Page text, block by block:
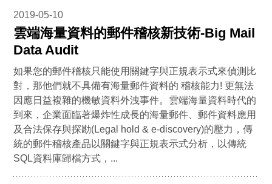
2019-05-10
雲端海量資料的郵件稽核新技術-Big Mail
Data Audit
如果您的郵件稽核只能使用關鍵字與正規表示式來偵測比
對，那他們就不具備有海量郵件資料的 稽核能力! 更無法
因應日益複雜的機敏資料外洩事件。雲端海量資料時代的
到來，企業面臨著爆炸性成長的海量郵件、郵件資料應用
及合法保存與探勘(Legal hold & e-discovery)的壓力，傳
統的郵件稽核產品以關鍵字與正規表示式分析，以傳統
SQL資料庫歸檔方式，...